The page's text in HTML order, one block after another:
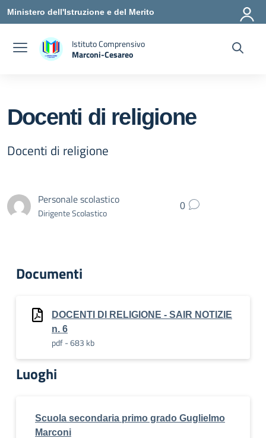
Ministero dell'Istruzione e del Merito
Istituto Comprensivo
Marconi-Cesareo
Docenti di religione
Docenti di religione
Personale scolastico
Dirigente Scolastico
0
Documenti
DOCENTI DI RELIGIONE - SAIR NOTIZIE
n. 6
pdf - 683 kb
Luoghi
Scuola secondaria primo grado Guglielmo
Marconi